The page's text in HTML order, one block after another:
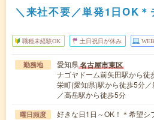
＼来社不要／単発1日OK
職種未経験OK 土日祝日が休み
勤務地 愛知県名古屋市東区
ナゴヤドーム前矢田駅から徒
栄町(愛知県)駅から徒歩5分
／高岳駅から徒歩5分
曜日頻度 好きな日1日～OK！＊希望シ